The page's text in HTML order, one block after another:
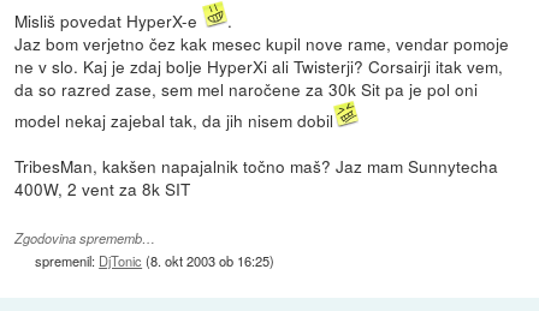
Misliš povedat HyperX-e
.
Jaz bom verjetno čez kak mesec kupil nove rame, vendar pomoje
ne v slo. Kaj je zdaj bolje HyperXi ali Twisterji? Corsairji itak vem,
da so razred zase, sem mel naročene za 30k Sit pa je pol oni
model nekaj zajebal tak, da jih nisem dobil
TribesMan, kakšen napajalnik točno maš? Jaz mam Sunnytecha
400W, 2 vent za 8k SIT
Zgodovina sprememb…
spremenil: DjTonic (8. okt 2003 ob 16:25)